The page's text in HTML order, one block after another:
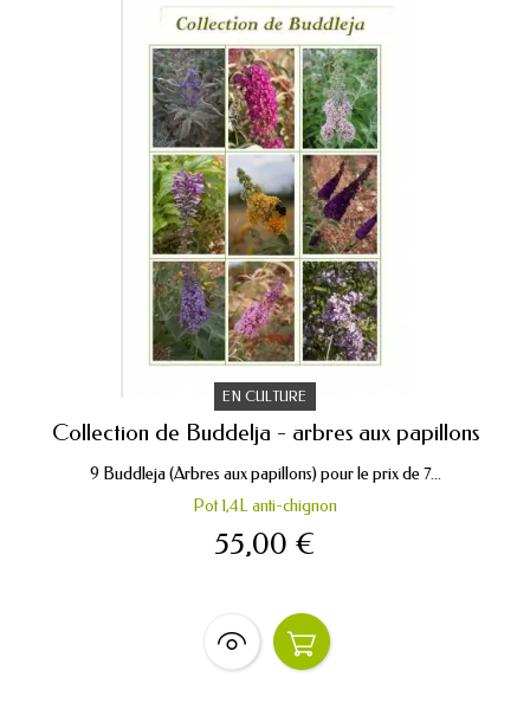
EN CULTURE
Collection de Buddelja - arbres aux papillons
9 Buddleja (Arbres aux papillons) pour le prix de 7...
Pot 1,4L anti-chignon
55,00 €